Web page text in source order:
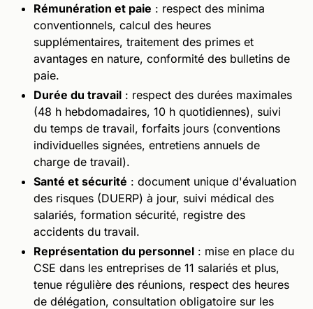
Rémunération et paie : respect des minima
conventionnels, calcul des heures
supplémentaires, traitement des primes et
avantages en nature, conformité des bulletins de
paie.
Durée du travail : respect des durées maximales
(48 h hebdomadaires, 10 h quotidiennes), suivi
du temps de travail, forfaits jours (conventions
individuelles signées, entretiens annuels de
charge de travail).
Santé et sécurité : document unique d'évaluation
des risques (DUERP) à jour, suivi médical des
salariés, formation sécurité, registre des
accidents du travail.
Représentation du personnel : mise en place du
CSE dans les entreprises de 11 salariés et plus,
tenue régulière des réunions, respect des heures
de délégation, consultation obligatoire sur les